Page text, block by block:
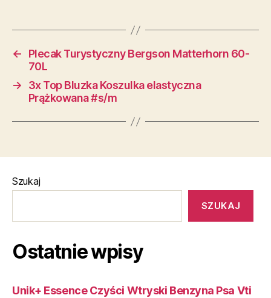
←
Plecak Turystyczny Bergson Matterhorn 60-
70L
→
3x Top Bluzka Koszulka elastyczna
Prążkowana #s/m
Szukaj
SZUKAJ
Ostatnie wpisy
Unik+ Essence Czyści Wtryski Benzyna Psa Vti